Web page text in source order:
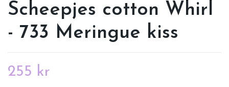
Scheepjes cotton Whirl
- 733 Meringue kiss
255 kr